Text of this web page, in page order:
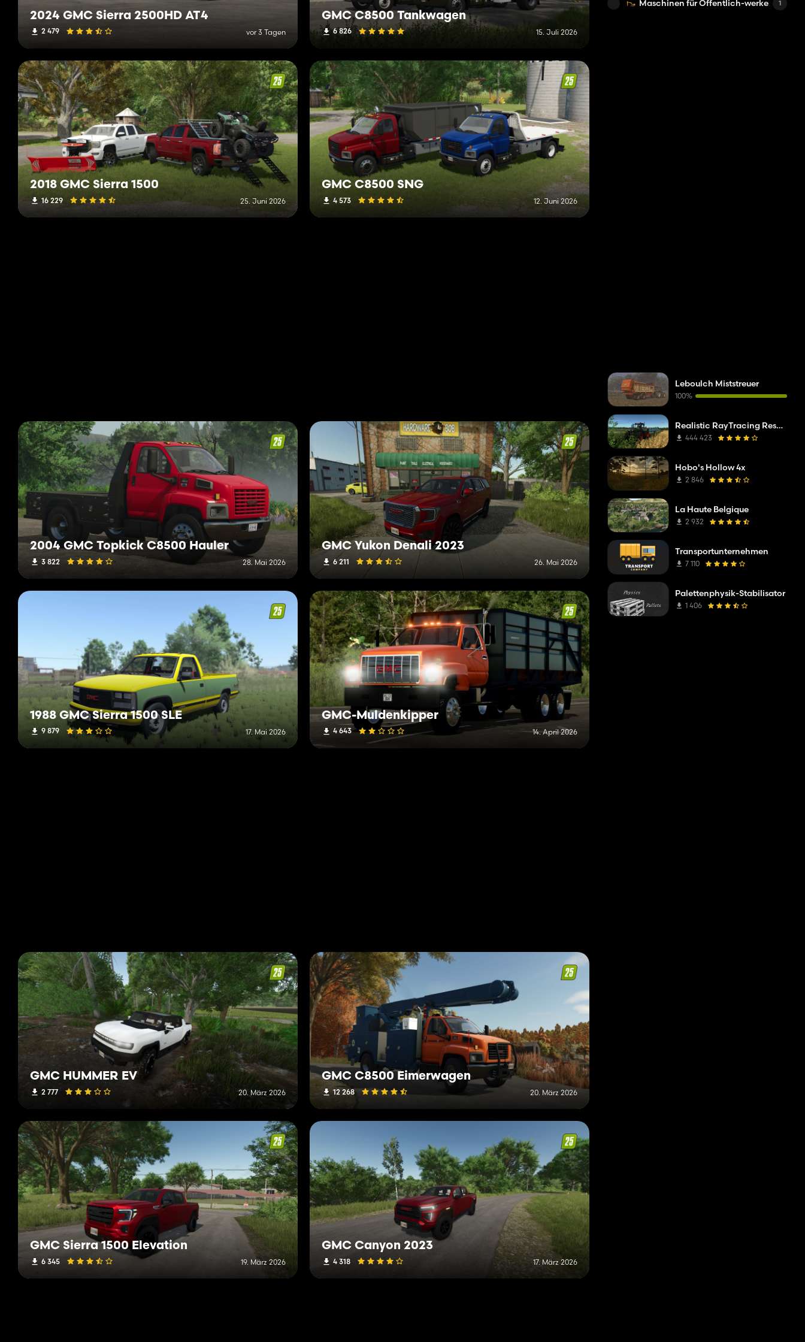
2024 GMC Sierra 2500HD AT4
2 479 vor 3 Tagen
GMC C8500 Tankwagen
6 826 15. Juli 2026
2018 GMC Sierra 1500
16 229 25. Juni 2026
GMC C8500 SNG
4 573 12. Juni 2026
2004 GMC Topkick C8500 Hauler
3 822 28. Mai 2026
GMC Yukon Denali 2023
6 211 26. Mai 2026
1988 GMC Sierra 1500 SLE
9 879 17. Mai 2026
GMC-Muldenkipper
4 643 14. April 2026
GMC HUMMER EV
2 777 20. März 2026
GMC C8500 Eimerwagen
12 268 20. März 2026
GMC Sierra 1500 Elevation
6 345 19. März 2026
GMC Canyon 2023
4 318 17. März 2026
Maschinen für Öffentlich-werke 1
Leboulch Miststreuer
100%
Realistic RayTracing Reshade Preset
444 423
Hobo's Hollow 4x
2 846
La Haute Belgique
2 932
Transportunternehmen
7 110
Palettenphysik-Stabilisator
1 406